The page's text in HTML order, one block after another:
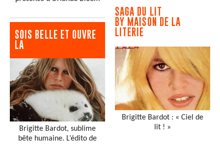
SOIS BELLE ET OUVRE
LA
Brigitte Bardot, sublime
bête humaine. L’édito de
SAGA DU LIT
BY MAISON DE LA
LITERIE
Brigitte Bardot : « Ciel de
lit ! »